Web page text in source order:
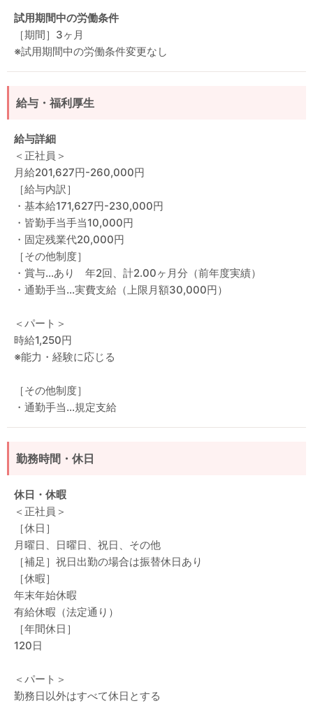
試用期間中の労働条件
［期間］3ヶ月
※試用期間中の労働条件変更なし
給与・福利厚生
給与詳細
＜正社員＞
月給201,627円-260,000円
［給与内訳］
・基本給171,627円-230,000円
・皆勤手当手当10,000円
・固定残業代20,000円
［その他制度］
・賞与…あり 年2回、計2.00ヶ月分（前年度実績）
・通勤手当…実費支給（上限月額30,000円）
＜パート＞
時給1,250円
※能力・経験に応じる
［その他制度］
・通勤手当…規定支給
勤務時間・休日
休日・休暇
＜正社員＞
［休日］
月曜日、日曜日、祝日、その他
［補足］祝日出勤の場合は振替休日あり
［休暇］
年末年始休暇
有給休暇（法定通り）
［年間休日］
120日
＜パート＞
勤務日以外はすべて休日とする